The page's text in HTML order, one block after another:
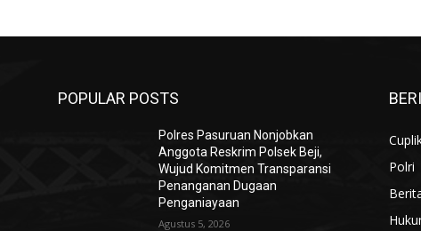
POPULAR POSTS
Polres Pasuruan Nonjobkan
Anggota Reskrim Polsek Beji,
Wujud Komitmen Transparansi
Penanganan Dugaan
Penganiayaan
Agustus 5, 2026
Polri